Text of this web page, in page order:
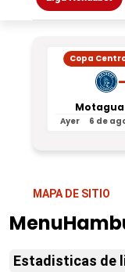
Copa
-
Motagua
Ayer 6 de
MAPA DE SITIO
Estadisticas de